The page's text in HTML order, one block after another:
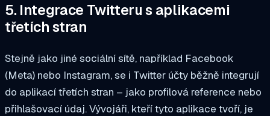
5. Integrace Twitteru s aplikacemi
třetích stran
Stejně jako jiné sociální sítě, například Facebook
(Meta) nebo Instagram, se i Twitter účty běžně integrují
do aplikací třetích stran – jako profilová reference nebo
přihlašovací údaj. Vývojáři, kteří tyto aplikace tvoří, je